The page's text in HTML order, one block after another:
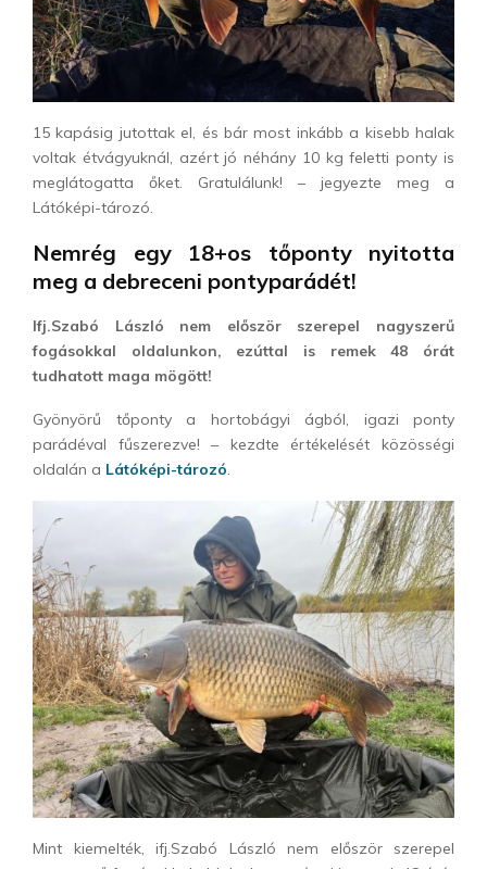
15 kapásig jutottak el, és bár most inkább a kisebb halak
voltak étvágyuknál, azért jó néhány 10 kg feletti ponty is
meglátogatta őket. Gratulálunk! – jegyezte meg a
Látóképi-tározó.
Nemrég egy 18+os tőponty nyitotta
meg a debreceni pontyparádét!
Ifj.Szabó László nem először szerepel nagyszerű
fogásokkal oldalunkon, ezúttal is remek 48 órát
tudhatott maga mögött!
Gyönyörű tőponty a hortobágyi ágból, igazi ponty
parádéval fűszerezve! – kezdte értékelését közösségi
oldalán a Látóképi-tározó.
Mint kiemelték, ifj.Szabó László nem először szerepel